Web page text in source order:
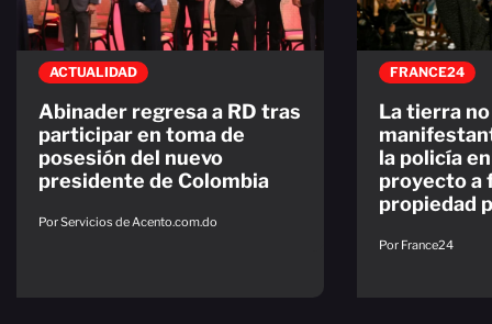
ACTUALIDAD
Abinader regresa a RD tras
participar en toma de
posesión del nuevo
presidente de Colombia
Por Servicios de Acento.com.do
FRANCE24
La tierra
la policía
proyecto a
propiedad
Por France24